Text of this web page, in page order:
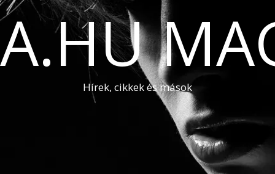
Hírek, cikkek és mások